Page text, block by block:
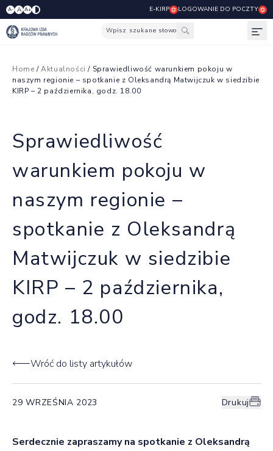
A- A A+ E-KIRP LOGOWANIE DO POCZTY
Wpisz szukane słowo
Home /Aktualności / Sprawiedliwość warunkiem pokoju w
naszym regionie – spotkanie z Oleksandrą Matwijczuk w siedzibie
KIRP – 2 października, godz. 18.00
Sprawiedliwość
warunkiem pokoju w
naszym regionie –
spotkanie z Oleksandrą
Matwijczuk w siedzibie
KIRP – 2 października,
godz. 18.00
Wróć do listy artykułów
29 WRZEŚNIA 2023 Drukuj
Serdecznie zapraszamy na spotkanie z Oleksandrą